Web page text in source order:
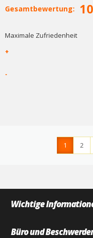
Gesamtbewertung:
Maximale Zufriedenheit
+
-
1 2
Wichtige
Büro und